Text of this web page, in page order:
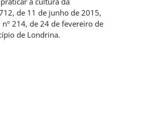
de 11 de junho de 2015,
214, de 24 de fevereiro de
de Londrina.